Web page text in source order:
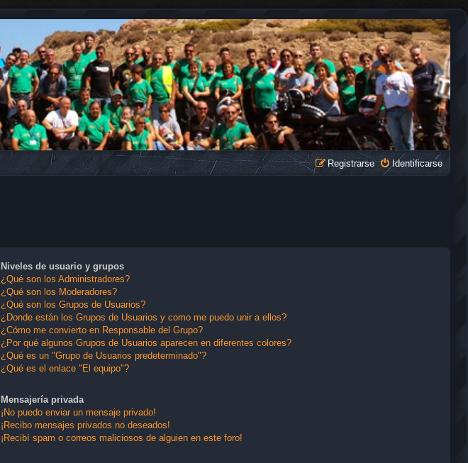
Identificarse
Registrarse
Niveles de usuario y grupos
¿Qué son los Administradores?
¿Qué son los Moderadores?
¿Qué son los Grupos de Usuarios?
¿Donde están los Grupos de Usuarios y como me puedo unir a ellos?
¿Cómo me convierto en Responsable del Grupo?
¿Por qué algunos Grupos de Usuarios aparecen en diferentes colores?
¿Qué es un "Grupo de Usuarios predeterminado"?
¿Qué es el enlace "El equipo"?
Mensajería privada
¡No puedo enviar un mensaje privado!
¡Recibo mensajes privados no deseados!
¡Recibí spam o correos maliciosos de alguien en este foro!